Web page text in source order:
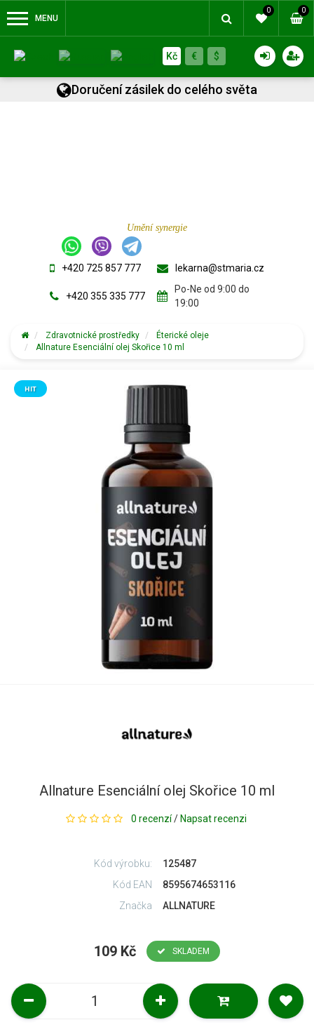
MENU
0 0
Kč € $
Doručení zásilek do celého světa
Umění synergie
+420 725 857 777
+420 355 335 777
lekarna@stmaria.cz
Po-Ne od 9:00 do
19:00
Zdravotnické prostředky
Éterické oleje
Allnature Esenciální olej Skořice 10 ml
HIT
Allnature Esenciální olej Skořice 10 ml
0 recenzí / Napsat recenzi
Kód výrobku:
125487
Kód EAN
8595674653116
Značka
ALLNATURE
109 Kč SKLADEM